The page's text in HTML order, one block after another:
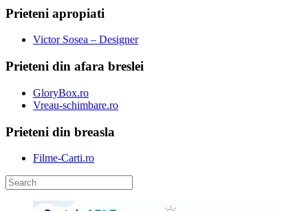
Prieteni apropiati
Victor Sosea – Designer
Prieteni din afara breslei
GloryBox.ro
Vreau-schimbare.ro
Prieteni din breasla
Filme-Carti.ro